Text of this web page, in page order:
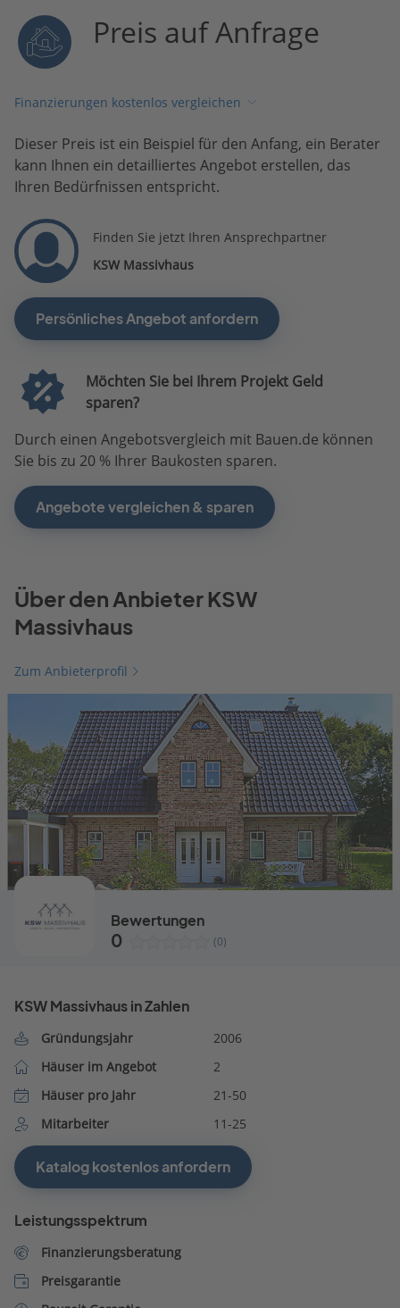
Preis auf Anfrage
Finanzierungen kostenlos vergleichen
Dieser Preis ist ein Beispiel für den Anfang, ein Berater
kann Ihnen ein detailliertes Angebot erstellen, das
Ihren Bedürfnissen entspricht.
Finden Sie jetzt Ihren Ansprechpartner
KSW Massivhaus
Persönliches Angebot anfordern
Möchten Sie bei Ihrem Projekt Geld
sparen?
Durch einen Angebotsvergleich mit Bauen.de können
Sie bis zu 20 % Ihrer Baukosten sparen.
Angebote vergleichen & sparen
Über den Anbieter KSW
Massivhaus
Zum Anbieterprofil
Bewertungen
0 (0)
KSW Massivhaus in Zahlen
Gründungsjahr
2006
Häuser im Angebot
2
Häuser pro Jahr
21-50
Mitarbeiter
11-25
Katalog kostenlos anfordern
Leistungsspektrum
Finanzierungsberatung
Preisgarantie